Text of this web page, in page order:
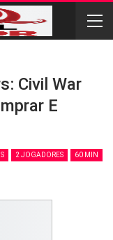
Civil War
E
2 JOGADORES 60 MIN